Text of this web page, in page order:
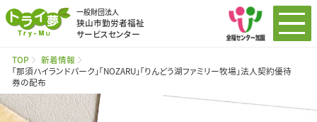
一般財団法人
狭山市勤労者福祉
サービスセンター
TOP
新着情報
「那須ハイランドパーク」「NOZARU」「りんどう湖ファミリー牧場」法人契約優待
券の配布